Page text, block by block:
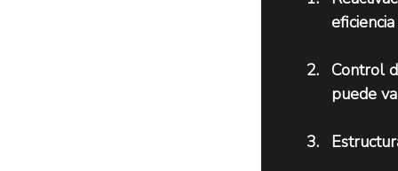
Control
puede